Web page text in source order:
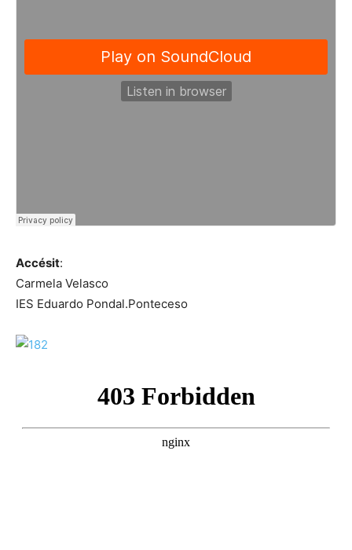
Accésit:
Carmela Velasco
IES Eduardo Pondal.Ponteceso